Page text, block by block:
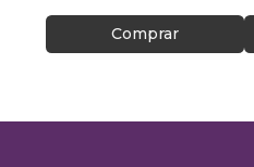
Comprar